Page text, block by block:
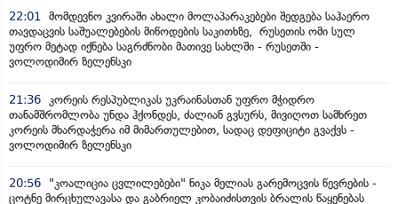
22:01
მომდევნო კვირაში ახალი მოლაპარაკებები შედგება საჰაერო
თავდაცვის საშუალებების მიწოდების საკითხზე, რუსეთის ომი სულ
უფრო მეტად იქნება საგრძნობი მათივე სახლში - რუსეთში -
ვოლოდიმირ ზელენსკი
21:36
კორეის რესპუბლიკას უკრაინასთან უფრო მჭიდრო
თანამშრომლობა უნდა ჰქონდეს, ძალიან გვსურს, მივიღოთ სამხრეთ
კორეის მხარდაჭერა იმ მიმართულებით, სადაც დეფიციტი გვაქვს -
ვოლოდიმირ ზელენსკი
20:56
"კოალიცია ცვლილებები" ნიკა მელიას გარემოცვის წევრების -
ცოტნე მირცხულავასა და გაბრიელ კობაიძისთვის ბრალის წაყენებას